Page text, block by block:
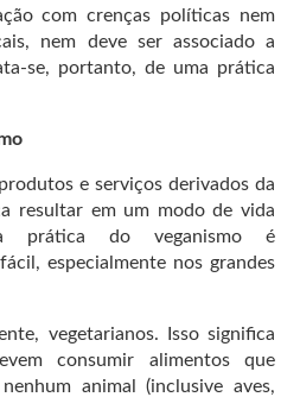
com crenças políticas nem
nem deve ser associado a
se, portanto, de uma prática
e serviços derivados da
resultar em um modo de vida
prática do veganismo é
especialmente nos grandes
vegetarianos. Isso significa
consumir alimentos que
animal (inclusive aves,